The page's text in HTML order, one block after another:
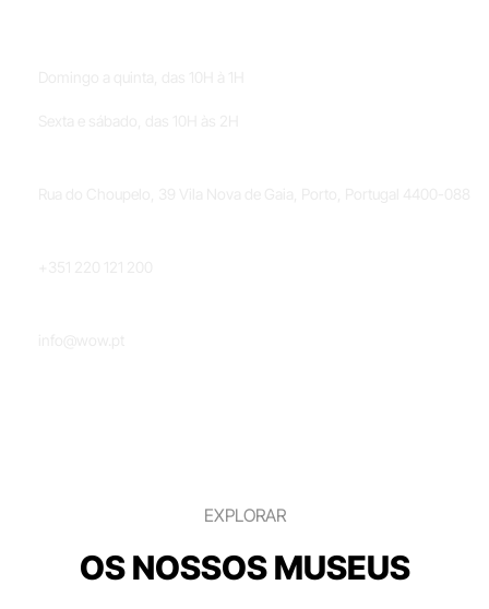
EXPLORAR
OS NOSSOS MUSEUS